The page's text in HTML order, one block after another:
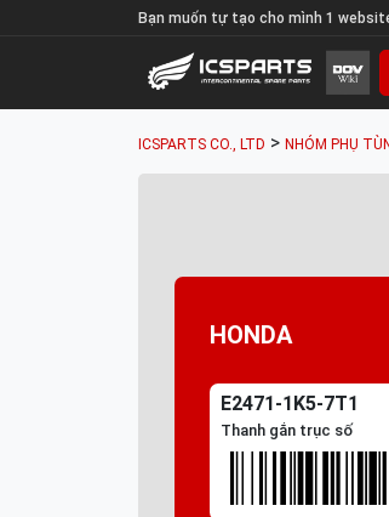
Bạn muốn tự tạo cho mình 1
ICSPARTS CO., LTD > NHÓM PHỤ
HONDA
E2471-1K5-7T1
Thanh gắn trục số